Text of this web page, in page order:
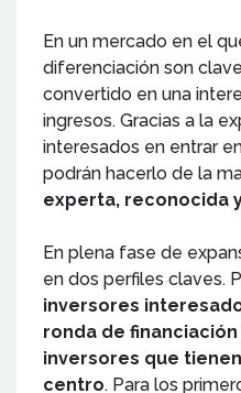
En un mercado en el
diferenciación son
convertido en una
ingresos. Gracias a la
interesados en entrar
podrán hacerlo de la
experta, reconocida
En plena fase de
en dos perfiles claves.
inversores
ronda de financiación
inversores que
centro. Para los